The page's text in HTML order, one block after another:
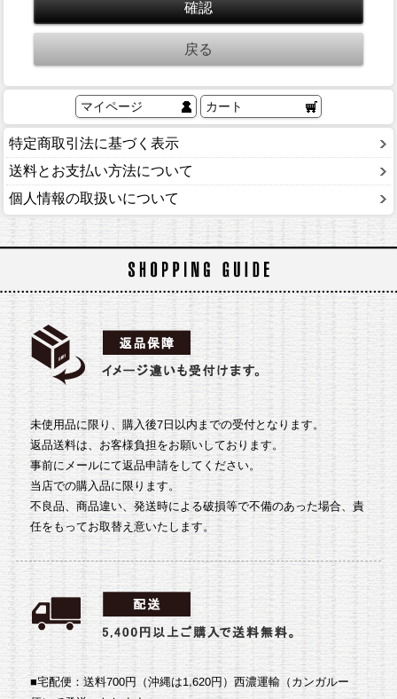
マイページ カート
特定商取引法に基づく表示
送料とお支払い方法について
個人情報の取扱いについて
未使用品に限り、購入後7日以内までの受付となります。
返品送料は、お客様負担をお願いしております。
事前にメールにて返品申請をしてください。
当店での購入品に限ります。
不良品、商品違い、発送時による破損等で不備のあった場合、責
任をもってお取替え意いたします。
■宅配便：送料700円（沖縄は1,620円）西濃運輸（カンガルー